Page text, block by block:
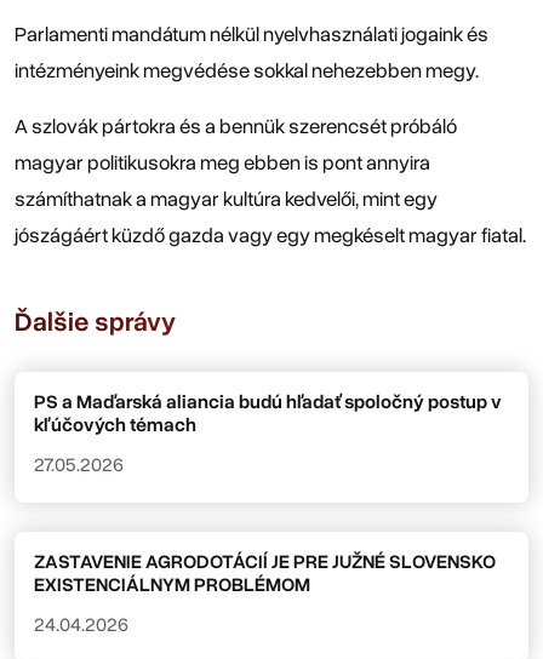
Parlamenti mandátum nélkül nyelvhasználati jogaink és
intézményeink megvédése sokkal nehezebben megy.
A szlovák pártokra és a bennük szerencsét próbáló
magyar politikusokra meg ebben is pont annyira
számíthatnak a magyar kultúra kedvelői, mint egy
jószágáért küzdő gazda vagy egy megkéselt magyar fiatal.
Ďalšie správy
PS a Maďarská aliancia budú hľadať spoločný postup v
kľúčových témach
27.05.2026
ZASTAVENIE AGRODOTÁCIÍ JE PRE JUŽNÉ SLOVENSKO
EXISTENCIÁLNYM PROBLÉMOM
24.04.2026